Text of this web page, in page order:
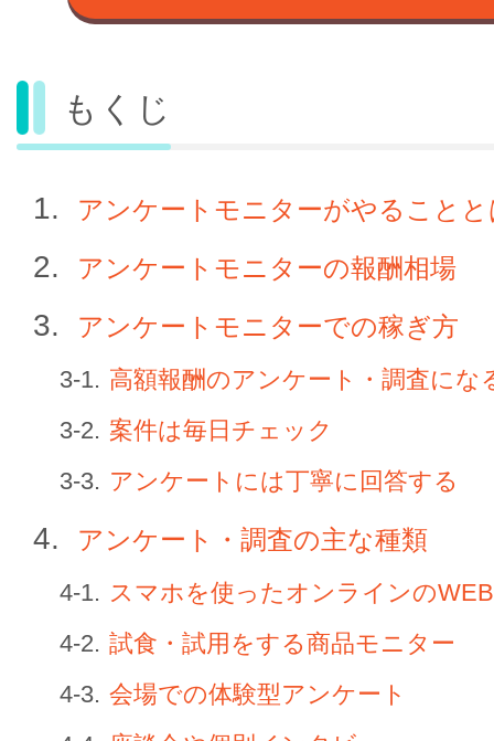
もくじ
アンケートモニターがやること
アンケートモニターの報酬相場
アンケートモニターでの稼ぎ方
高額報酬のアンケート・調査にな
案件は毎日チェック
アンケートには丁寧に回答する
アンケート・調査の主な種類
スマホを使ったオンラインの
試食・試用をする商品モニター
会場での体験型アンケート